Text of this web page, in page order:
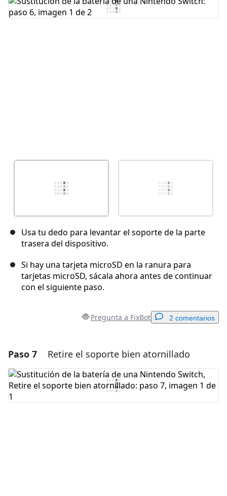
Agregar Comentario
Usa tu dedo para levantar el soporte de la parte
trasera del dispositivo.
Si hay una tarjeta microSD en la ranura para
tarjetas microSD, sácala ahora antes de continuar
con el siguiente paso.
Pregunta a FixBot 2 comentarios
Agregar un comentario
Agregar Comentario
Paso 7 Retire el soporte bien atornillado